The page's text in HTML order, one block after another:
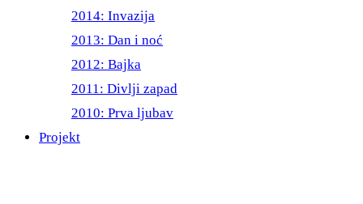
2014: Invazija
2013: Dan i noć
2012: Bajka
2011: Divlji zapad
2010: Prva ljubav
Projekt